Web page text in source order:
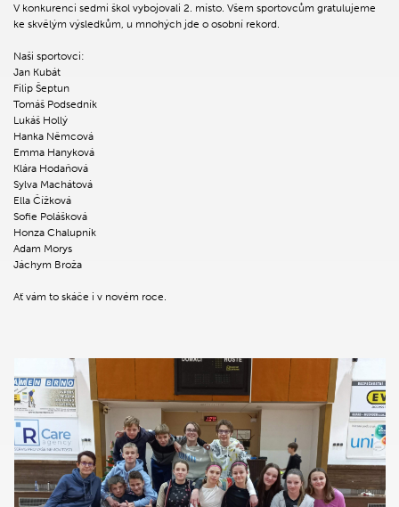
V konkurenci sedmi škol vybojovali 2. místo. Všem sportovcům gratulujeme
ke skvělým výsledkům, u mnohých jde o osobní rekord.
Naši sportovci:
Jan Kubát
Filip Šeptun
Tomáš Podsedník
Lukáš Hollý
Hanka Němcová
Emma Hanyková
Klára Hodaňová
Sylva Machátová
Ella Čížková
Sofie Polášková
Honza Chalupník
Adam Morys
Jáchym Broža
Ať vám to skáče i v novém roce.